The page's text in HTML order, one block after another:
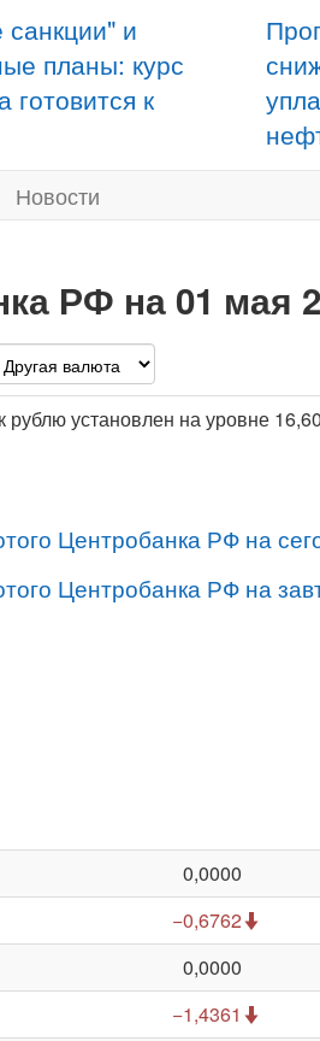
санкции" и
планы: курс
готовится к
Новости
РФ на 01 мая
рублю установлен на уровне
Центробанка РФ на
Центробанка РФ на
0,0000
−0,6762
0,0000
−1,4361